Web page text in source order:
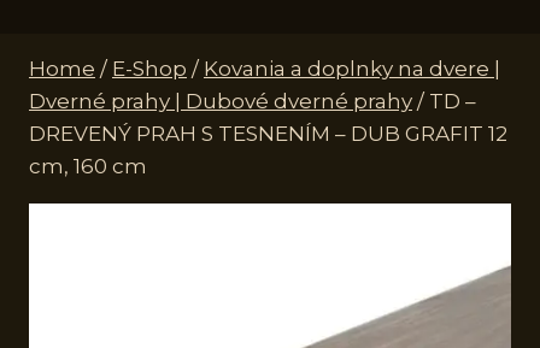
Home / E-Shop / Kovania a doplnky na dvere |
Dverné prahy | Dubové dverné prahy / TD –
DREVENÝ PRAH S TESNENÍM – DUB GRAFIT 12
cm, 160 cm